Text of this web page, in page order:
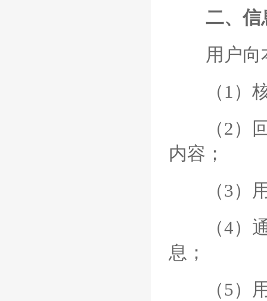
二、信
用户向本
（1）核
（2）回
内容；
（3）用
（4）通
息；
（5）用